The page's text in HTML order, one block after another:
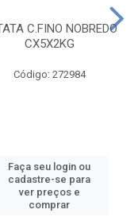
C.FINO NOBREDO
CX5X2KG
Código: 272984
Faça seu login ou
cadastre-se para
ver preços e
comprar